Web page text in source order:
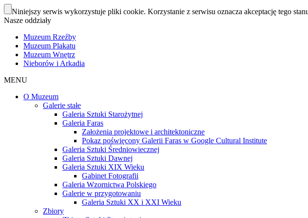
Niniejszy serwis wykorzystuje pliki cookie. Korzystanie z serwisu oznacza akceptację tego
Nasze oddziały
Muzeum Rzeźby
Muzeum Plakatu
Muzeum Wnętrz
Nieborów i Arkadia
MENU
O Muzeum
Galerie stałe
Galeria Sztuki Starożytnej
Galeria Faras
Założenia projektowe i architektoniczne
Pokaz poświęcony Galerii Faras w Google Cultural Institute
Galeria Sztuki Średniowiecznej
Galeria Sztuki Dawnej
Galeria Sztuki XIX Wieku
Gabinet Fotografii
Galeria Wzornictwa Polskiego
Galerie w przygotowaniu
Galeria Sztuki XX i XXI Wieku
Zbiory